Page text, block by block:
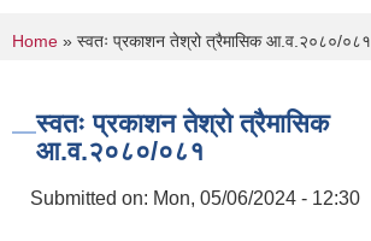
You are here
Home » स्वतः प्रकाशन तेश्रो त्रैमासिक आ.व.२०८०/०८१
स्वतः प्रकाशन तेश्रो त्रैमासिक
आ.व.२०८०/०८१
Submitted on: Mon, 05/06/2024 - 12:30